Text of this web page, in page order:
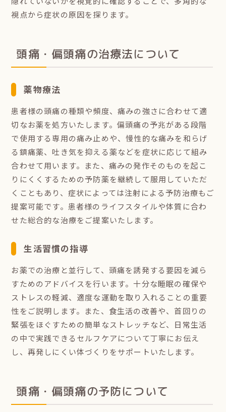
視点から症状の原因を探ります。
頭痛・偏頭痛の治療法について
薬物療法
患者様の頭痛の種類や頻度、痛みの強さに合わせて適
切なお薬を処方いたします。偏頭痛の予兆がある段階
で使用する専用の痛み止めや、慢性的な痛みを和らげ
る鎮痛薬、吐き気を抑える薬などを症状に応じて組み
合わせて用います。また、痛みの発作そのものを起こ
りにくくするための予防薬を継続して服用していただ
くこともあり、症状によっては注射による予防治療もご
提案可能です。患者様のライフスタイルや体質に合わ
せた総合的な治療をご提案いたします。
生活習慣の指導
お薬での治療と並行して、頭痛を誘発する要因を減ら
すためのアドバイスを行います。十分な睡眠の確保や
ストレスの軽減、適度な運動を取り入れることの重要
性をご説明します。また、食生活の改善や、首回りの
緊張をほぐすための簡単なストレッチなど、日常生活
の中で実践できるセルフケアについて丁寧にお伝え
し、再発しにくい体づくりをサポートいたします。
頭痛・偏頭痛の予防について